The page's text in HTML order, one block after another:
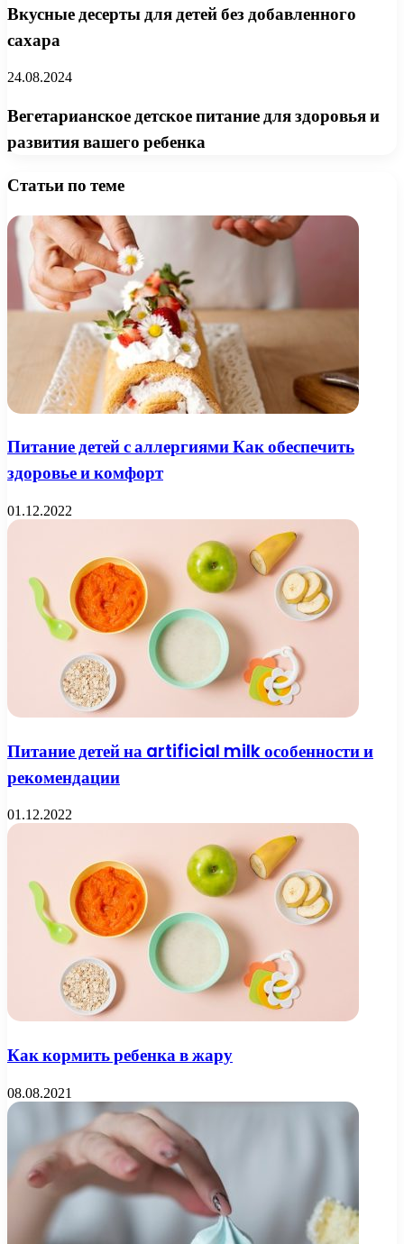
Вкусные десерты для детей без добавленного
сахара
24.08.2024
Вегетарианское детское питание для здоровья и
развития вашего ребенка
Статьи по теме
Питание детей с аллергиями Как обеспечить
здоровье и комфорт
01.12.2022
Питание детей на artificial milk особенности и
рекомендации
01.12.2022
Как кормить ребенка в жару
08.08.2021